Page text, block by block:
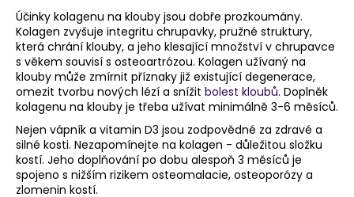
Účinky kolagenu na klouby jsou dobře prozkoumány.
Kolagen zvyšuje integritu chrupavky, pružné struktury,
která chrání klouby, a jeho klesající množství v chrupavce
s věkem souvisí s osteoartrózou. Kolagen užívaný na
klouby může zmírnit příznaky již existující degenerace,
omezit tvorbu nových lézí a snížit bolest kloubů. Doplněk
kolagenu na klouby je třeba užívat minimálně 3-6 měsíců.
Nejen vápník a vitamin D3 jsou zodpovědné za zdravé a
silné kosti. Nezapomínejte na kolagen - důležitou složku
kostí. Jeho doplňování po dobu alespoň 3 měsíců je
spojeno s nižším rizikem osteomalacie, osteoporózy a
zlomenin kostí.